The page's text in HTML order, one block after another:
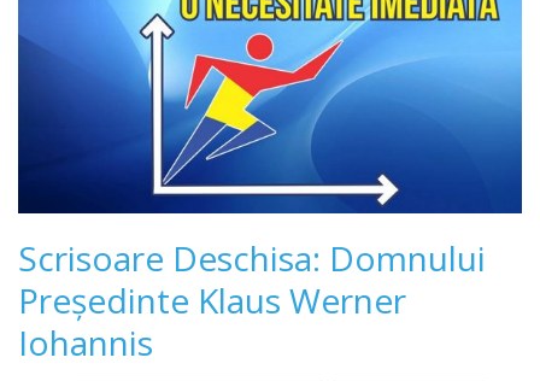
Scrisoare Deschisa: Domnului
Preşedinte Klaus Werner
Iohannis